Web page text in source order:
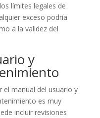
límites legales de
exceso podría
a la validez del
y
el manual del usuario y
es muy
incluir revisiones